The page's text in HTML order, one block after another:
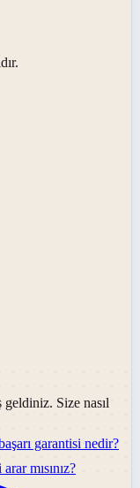
Size nasıl
garantisi nedir?
mısınız?